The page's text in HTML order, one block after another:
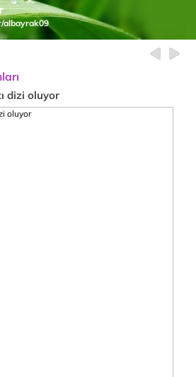
albayrak09
dizi oluyor